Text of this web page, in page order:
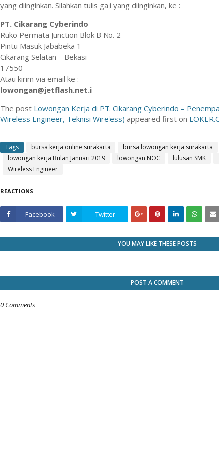
yang diinginkan. Silahkan tulis gaji yang diinginkan, ke :
PT. Cikarang Cyberindo
Ruko Permata Junction Blok B No. 2
Pintu Masuk Jababeka 1
Cikarang Selatan – Bekasi
17550
Atau kirim via email ke :
lowongan@jetflash.net.i
The post Lowongan Kerja di PT. Cikarang Cyberindo –
Wireless Engineer, Teknisi Wireless) appeared first on
Tags bursa kerja online surakarta bursa lowongan kerja surakarta
lowongan kerja Bulan Januari 2019
lowongan NOC lulusan SMK
Wireless Engineer
REACTIONS
Facebook Twitter
YOU MAY LIKE THESE POSTS
POST A COMMENT
0 Comments